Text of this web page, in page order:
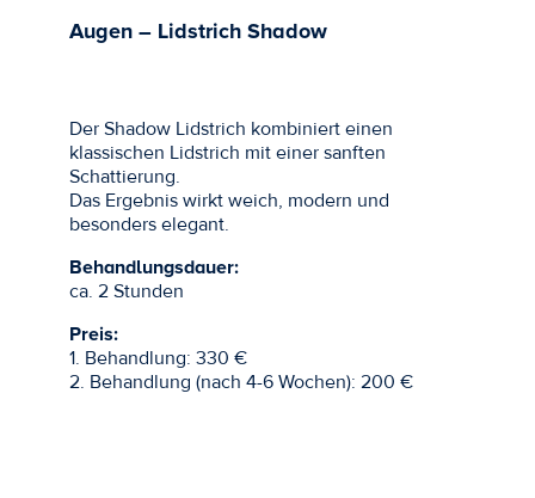
Augen – Lidstrich Shadow
Der Shadow Lidstrich kombiniert einen
klassischen Lidstrich mit einer sanften
Schattierung.
Das Ergebnis wirkt weich, modern und
besonders elegant.
Behandlungsdauer:
ca. 2 Stunden
Preis:
1. Behandlung: 330 €
2. Behandlung (nach 4-6 Wochen): 200 €